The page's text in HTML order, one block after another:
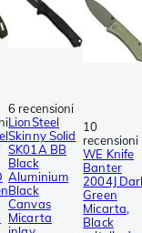
6 recensioni
LionSteel
Skinny Solid
SK01A BB
Black
Aluminium
Black
Canvas
Micarta
10
recensioni
WE Knife
Banter
2004J
Green
Micarta,
Black